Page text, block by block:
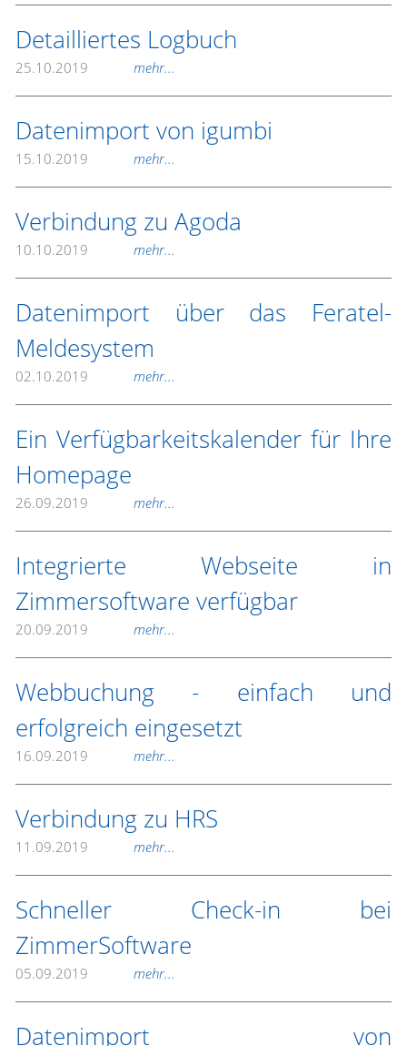
Detailliertes Logbuch
25.10.2019 mehr...
Datenimport von igumbi
15.10.2019 mehr...
Verbindung zu Agoda
10.10.2019 mehr...
Datenimport über das Feratel-
Meldesystem
02.10.2019 mehr...
Ein Verfügbarkeitskalender für Ihre
Homepage
26.09.2019 mehr...
Integrierte Webseite in
Zimmersoftware verfügbar
20.09.2019 mehr...
Webbuchung - einfach und
erfolgreich eingesetzt
16.09.2019 mehr...
Verbindung zu HRS
11.09.2019 mehr...
Schneller Check-in bei
ZimmerSoftware
05.09.2019 mehr...
Datenimport von